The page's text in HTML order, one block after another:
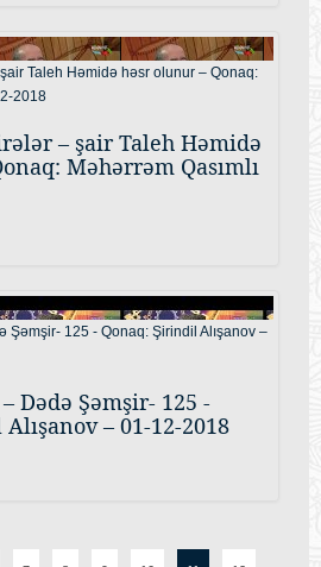
– şair Taleh Həmidə
Məhərrəm Qasımlı
– Dədə Şəmşir- 125 -
– 01-12-2018